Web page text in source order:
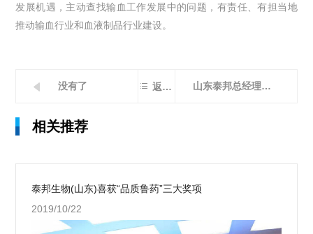
发展机遇，主动查找输血工作发展中的问题，有责任、有担当地
推动输血行业和血液制品行业建设。
没有了  返回列表 山东泰邦总经理庞广礼当选中国输血协会 血液制品专委会主任委员
相关推荐
泰邦生物(山东)喜获“品质鲁药”三大奖项
2019/10/22